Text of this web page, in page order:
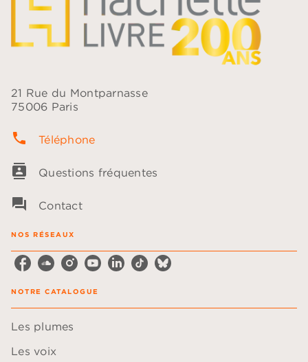
21 Rue du Montparnasse
75006 Paris
phone Téléphone
contacts Questions fréquentes
question_answer Contact
NOS RÉSEAUX
NOTRE CATALOGUE
Les plumes
Les voix